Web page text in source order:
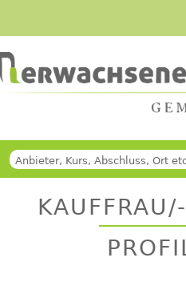
Suche
Back